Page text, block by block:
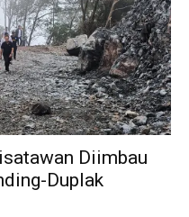
Diimbau
Duplak